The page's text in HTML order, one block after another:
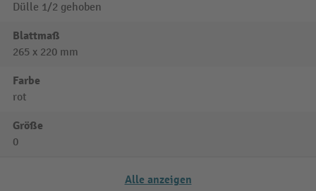
Dülle 1/2 gehoben
Blattmaß
265 x 220 mm
Farbe
rot
Größe
0
Alle anzeigen